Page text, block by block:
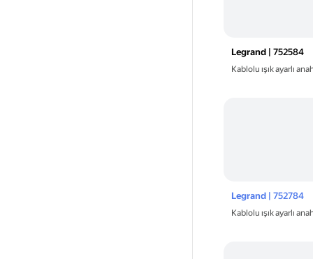
Legrand| 752584
Kablolu ışık ayarlı
Legrand| 752784
Kablolu ışık ayarlı